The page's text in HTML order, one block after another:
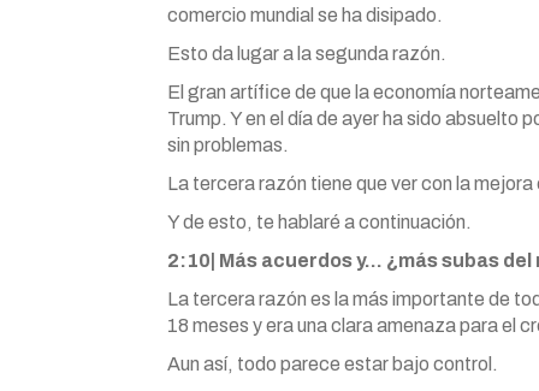
comercio mundial se ha disipado.
Esto da lugar a la segunda razón.
El gran artífice de que la economía
Trump. Y en el día de ayer ha sido absuelto
sin problemas.
La tercera razón tiene que ver con la
Y de esto, te hablaré a continuación.
2:10| Más acuerdos y… ¿más subas del
La tercera razón es la más importante de
18 meses y era una clara amenaza para el
Aun así, todo parece estar bajo control.